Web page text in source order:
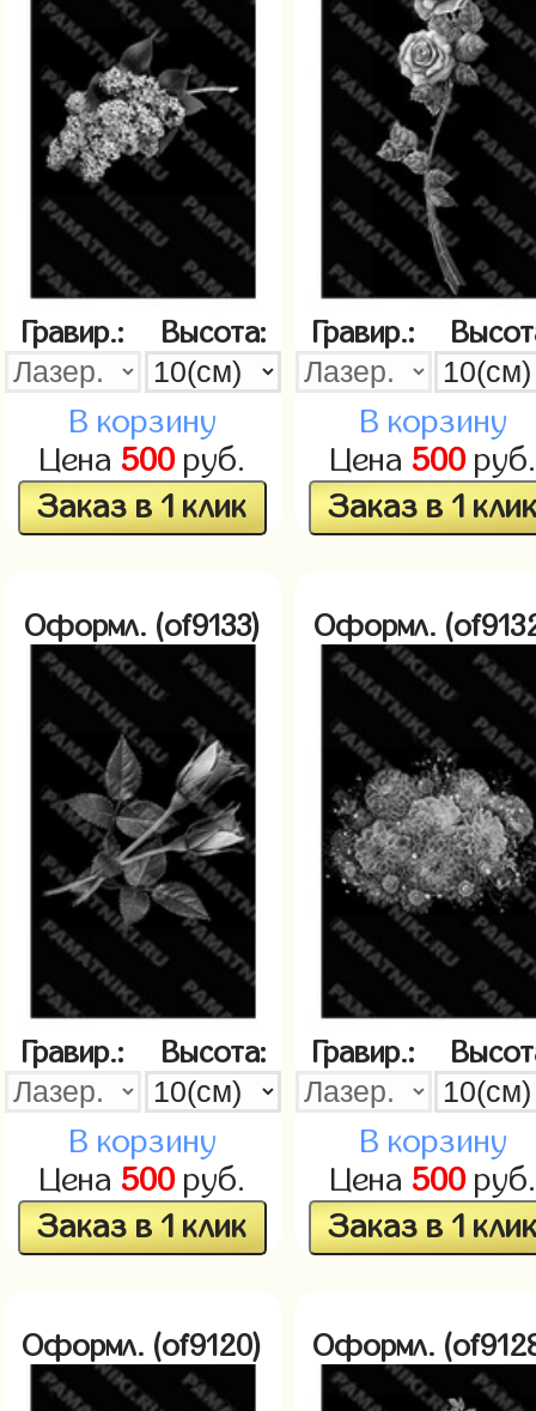
Гравир.: Высота:
В корзину
Цена 500руб.
Заказ в 1 клик
Гравир.:
В корзину
Цена 500руб.
Заказ в 1
Оформл. (of9133)
Гравир.: Высота:
В корзину
Цена 500руб.
Заказ в 1 клик
Оформл.
Гравир.:
В корзину
Цена 500руб.
Заказ в 1
Оформл. (of9120) Оформл.